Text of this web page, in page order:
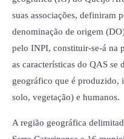
suas associações, definiram
denominação de origem
pelo INPI, constituir-se-á na
as características do QAS se
geográfico que é produzido,
solo, vegetação) e humanos.
A região geográfica